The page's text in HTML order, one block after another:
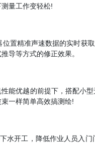
量工作变轻松!
置精准声速数据的实时获
导等方式的修正效果。
能优越的前提下，搭配小
一样简单高效搞测绘!
水开工，降低作业人员入